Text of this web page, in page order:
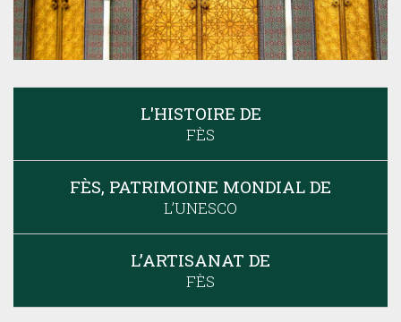
L'HISTOIRE DE
FÈS
FÈS, PATRIMOINE MONDIAL DE
L’UNESCO
L’ARTISANAT DE
FÈS